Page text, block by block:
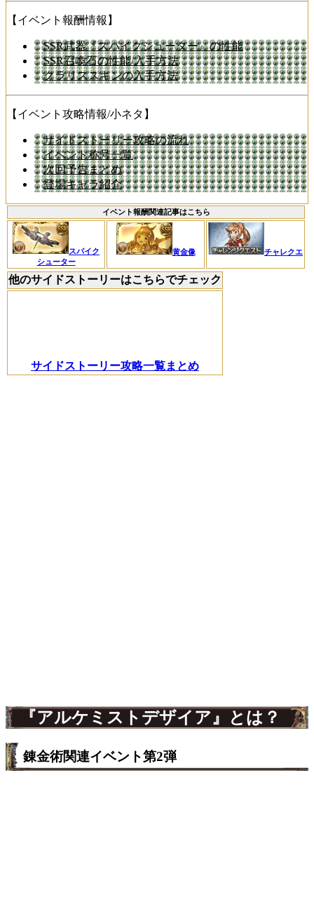
【イベント報酬情報】
SSR武器『スパイクシューター』の性能
SSR召喚石の性能/入手方法
クラリススキンの入手方法
【イベント攻略情報/小ネタ】
サイドストーリー攻略の流れ
イベント称号一覧
次回予告まとめ
登場キャラ紹介
イベント報酬関連記事はこちら
スパイク
シューター
黄金像 チャレクエ
他のサイドストーリーはこちらでチェック
サイドストーリー攻略一覧まとめ
『アルケミストデザイア』とは？
錬金術関連イベント第2弾